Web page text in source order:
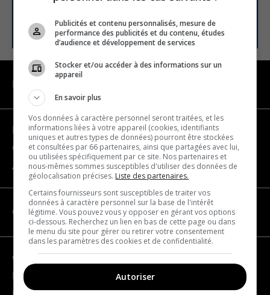
SUBSCRIBE
Become a partner
Contact us
About us
CATEGORIES
Geography
France
Publicités et contenu personnalisés, mesure de
performance des publicités et du contenu, études
d’audience et développement de services
Stocker et/ou accéder à des informations sur un
appareil
En savoir plus
Vos données à caractère personnel seront traitées, et les
informations liées à votre appareil (cookies, identifiants
uniques et autres types de données) pourront être stockées
et consultées par 66 partenaires, ainsi que partagées avec lui,
ou utilisées spécifiquement par ce site. Nos partenaires et
nous-mêmes sommes susceptibles d'utiliser des données de
géolocalisation précises. Liste des partenaires.
Certains fournisseurs sont susceptibles de traiter vos
données à caractère personnel sur la base de l'intérêt
légitime. Vous pouvez vous y opposer en gérant vos options
ci-dessous. Recherchez un lien en bas de cette page ou dans
le menu du site pour gérer ou retirer votre consentement
dans les paramètres des cookies et de confidentialité.
Autoriser